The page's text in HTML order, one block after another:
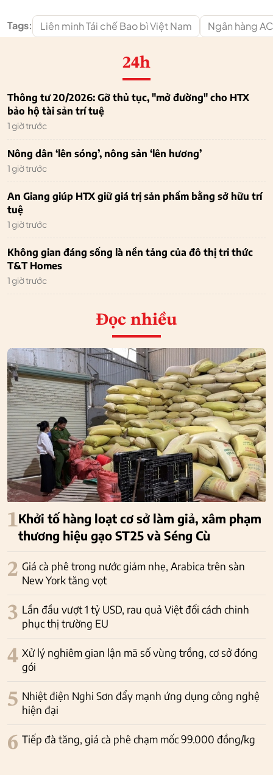
Tags: Liên minh Tái chế Bao bì Việt Nam Ngân hàng
24h
Thông tư 20/2026: Gỡ thủ tục, "mở đường" cho HTX
bảo hộ tài sản trí tuệ
1 giờ trước
Nông dân ‘lên sóng’, nông sản ‘lên hương’
1 giờ trước
An Giang giúp HTX giữ giá trị sản phẩm bằng sở hữu trí
tuệ
1 giờ trước
Không gian đáng sống là nền tảng của đô thị tri thức
T&T Homes
1 giờ trước
Đọc nhiều
1Khởi tố hàng loạt cơ sở làm giả, xâm phạm
thương hiệu gạo ST25 và Séng Cù
2 Giá cà phê trong nước giảm nhẹ, Arabica trên sàn
New York tăng vọt
3 Lần đầu vượt 1 tỷ USD, rau quả Việt đổi cách chinh
phục thị trường EU
4 Xử lý nghiêm gian lận mã số vùng trồng, cơ sở đóng
gói
5 Nhiệt điện Nghi Sơn đẩy mạnh ứng dụng công nghệ
hiện đại
6 Tiếp đà tăng, giá cà phê chạm mốc 99.000 đồng/kg